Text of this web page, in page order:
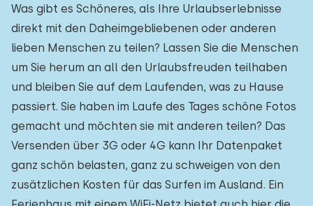
Was gibt es Schöneres, als Ihre Urlaubserlebnisse
direkt mit den Daheimgebliebenen oder anderen
lieben Menschen zu teilen? Lassen Sie die Menschen
um Sie herum an all den Urlaubsfreuden teilhaben
und bleiben Sie auf dem Laufenden, was zu Hause
passiert. Sie haben im Laufe des Tages schöne Fotos
gemacht und möchten sie mit anderen teilen? Das
Versenden über 3G oder 4G kann Ihr Datenpaket
ganz schön belasten, ganz zu schweigen von den
zusätzlichen Kosten für das Surfen im Ausland. Ein